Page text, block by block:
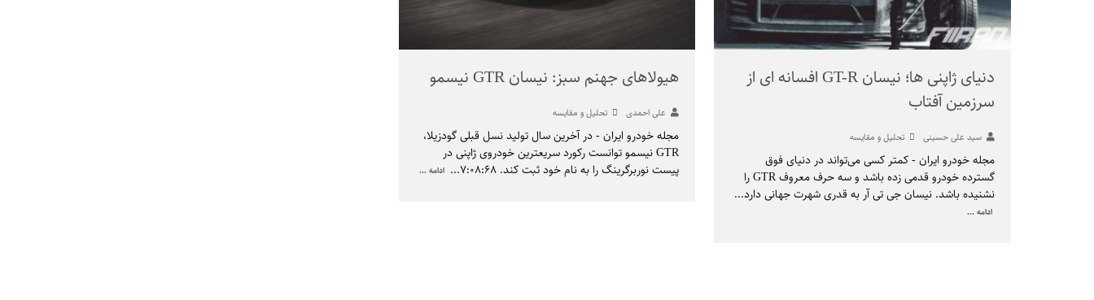
دنیای ژاپنی ها؛ نیسان GT-R افسانه ای از
سرزمین آفتاب
سید علی حسینی تحلیل و مقایسه
مجله خودرو ایران - کمتر کسی می‌تواند در دنیای فوق
گسترده خودرو قدمی زده باشد و سه حرف معروف GTR را
نشنیده باشد. نیسان جی تی آر به قدری شهرت جهانی دارد...
ادامه ...
هیولاهای جهنم سبز: نیسان GTR نیسمو
علی احمدی تحلیل و مقایسه
مجله خودرو ایران - در آخرین سال تولید نسل قبلی گودزیلا،
GTR نیسمو توانست رکورد سریعترین خودروی ژاپنی در
پیست نوربرگرینگ را به نام خود ثبت کند. ۷:۰۸:۶۸
... ادامه ...